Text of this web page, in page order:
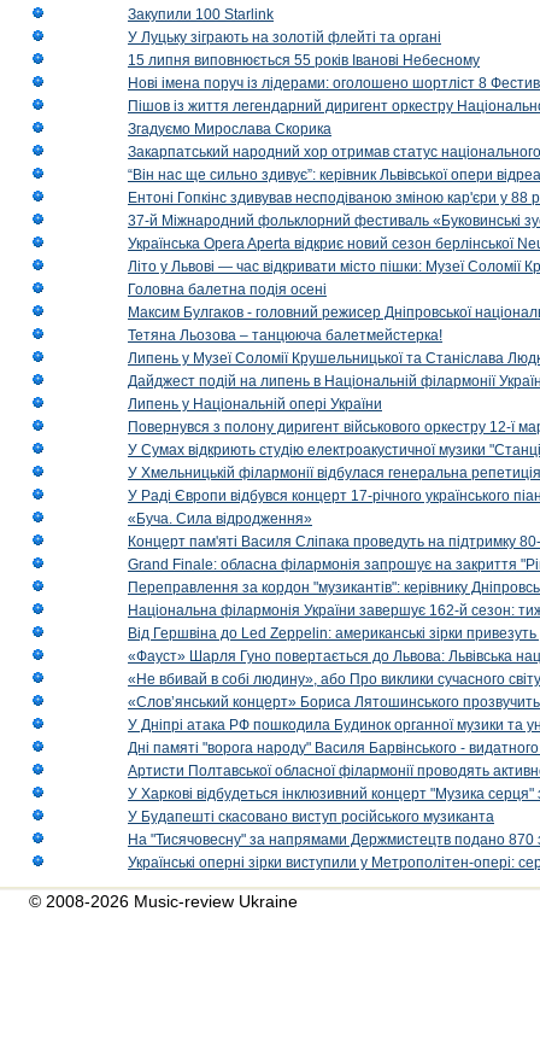
Закупили 100 Starlink
У Луцьку зіграють на золотій флейті та органі
15 липня виповнюється 55 років Іванові Небесному
Нові імена поруч із лідерами: оголошено шортліст 8
Пішов із життя легендарний диригент оркестру
Згадуємо Мирослава Скорика
Закарпатський народний хор отримав статус національного
“Він нас ще сильно здивує”: керівник Львівської опери
Ентоні Гопкінс здивував несподіваною зміною кар'єри у 88
37-й Міжнародний фольклорний фестиваль «Буковинські
Українська Opera Aperta відкриє новий сезон берлінської
Літо у Львові — час відкривати місто пішки: Музеї Соломії
Головна балетна подія осені
Максим Булгаков - головний режисер Дніпровської
Тетяна Льозова – танцююча балетмейстерка!
Липень у Музеї Соломії Крушельницької та Станіслава
Дайджест подій на липень в Національній філармонії
Липень у Національній опері України
Повернувся з полону диригент військового оркестру 12-ї
У Сумах відкриють студію електроакустичної музики
У Хмельницькій філармонії відбулася генеральна
У Раді Європи відбувся концерт 17-річного українського
«Буча. Сила відродження»
Концерт пам'яті Василя Сліпака проведуть на підтримку
Grand Finale: обласна філармонія запрошує на закриття
Переправлення за кордон "музикантів": керівнику
Національна філармонія України завершує 162-й сезон:
Від Гершвіна до Led Zeppelin: американські зірки
«Фауст» Шарля Гуно повертається до Львова: Львівська
«Не вбивай в собі людину», або Про виклики сучасного світу
«Слов’янський концерт» Бориса Лятошинського
У Дніпрі атака РФ пошкодила Будинок органної музики та
Дні памяті "ворога народу" Василя Барвінського -
Артисти Полтавської обласної філармонії проводять
У Харкові відбудеться інклюзивний концерт "Музика
У Будапешті скасовано виступ російського музиканта
На "Тисячовесну" за напрямами Держмистецтв подано 870
Українські оперні зірки виступили у Метрополітен-опері:
© 2008-2026 Music-review Ukraine